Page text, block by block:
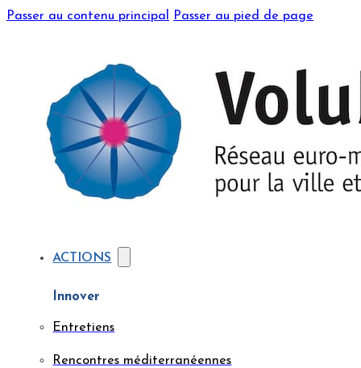
Passer au contenu principal Passer au pied de page
ACTIONS
Innover
Entretiens
Rencontres méditerranéennes